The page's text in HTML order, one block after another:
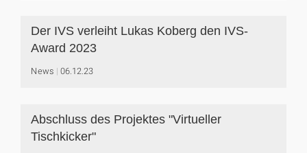
Der IVS verleiht Lukas Koberg den IVS-
Award 2023
News 06.12.23
Abschluss des Projektes "Virtueller
Tischkicker"